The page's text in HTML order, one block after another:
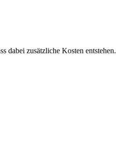
dabei zusätzliche Kosten entstehen.